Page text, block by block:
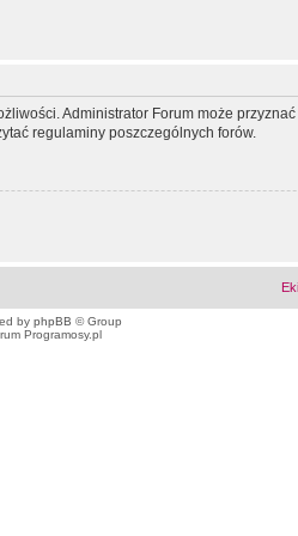
Administrator Forum może
regulaminy poszczególnych forów.
by phpBB © Group
Programosy.pl